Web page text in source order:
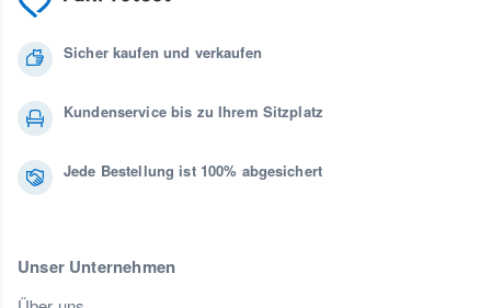
Sicher kaufen und verkaufen
Kundenservice bis zu Ihrem Sitzplatz
Jede Bestellung ist 100% abgesichert
Unser Unternehmen